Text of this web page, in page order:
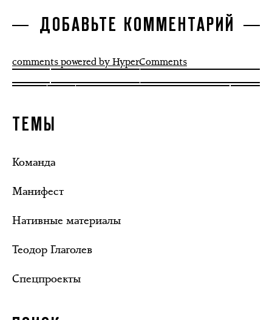
ДОБАВЬТЕ КОММЕНТАРИЙ
comments powered by HyperComments
ТЕМЫ
Команда
Манифест
Нативные материалы
Теодор Глаголев
Спецпроекты